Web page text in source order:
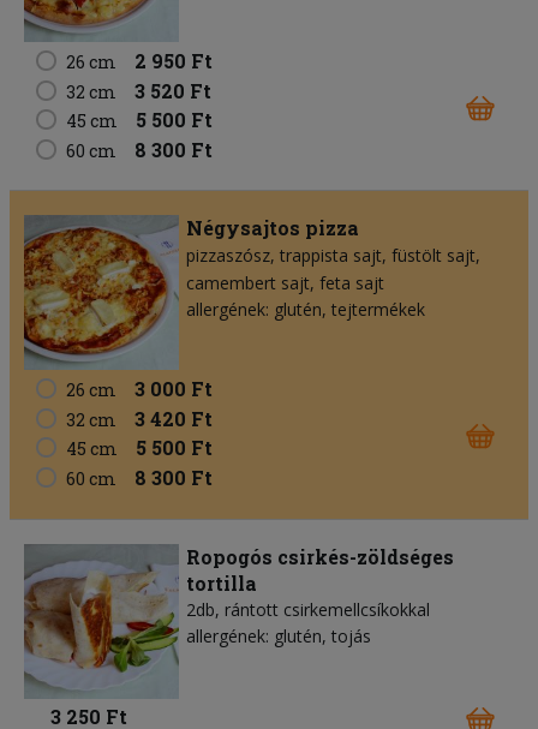
26 cm 2 950 Ft
32 cm 3 520 Ft
45 cm 5 500 Ft
60 cm 8 300 Ft
Négysajtos pizza
pizzaszósz trappista sajt füstölt sajt
camembert sajt feta sajt
allergének: glutén, tejtermékek
26 cm 3 000 Ft
32 cm 3 420 Ft
45 cm 5 500 Ft
60 cm 8 300 Ft
Ropogós csirkés-zöldséges
tortilla
2db, rántott csirkemellcsíkokkal
allergének: glutén, tojás
3 250 Ft